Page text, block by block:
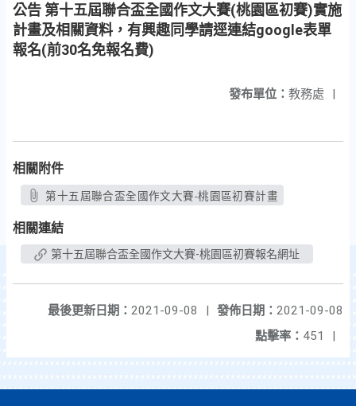
公告 第十五屆聯合盃全國作文大賽(桃園區初賽)實施
計畫及相關資料，有興趣同學請逕連結google表單
報名(前30名免報名費)
發布單位： 教務處 |
相關附件
第十五屆聯合盃全國作文大賽-桃園區初賽計畫
相關連結
第十五屆聯合盃全國作文大賽-桃園區初賽報名網址
發佈日期： 2021-09-08
最後更新日期： 2021-09-08
|
點擊率： 451 |